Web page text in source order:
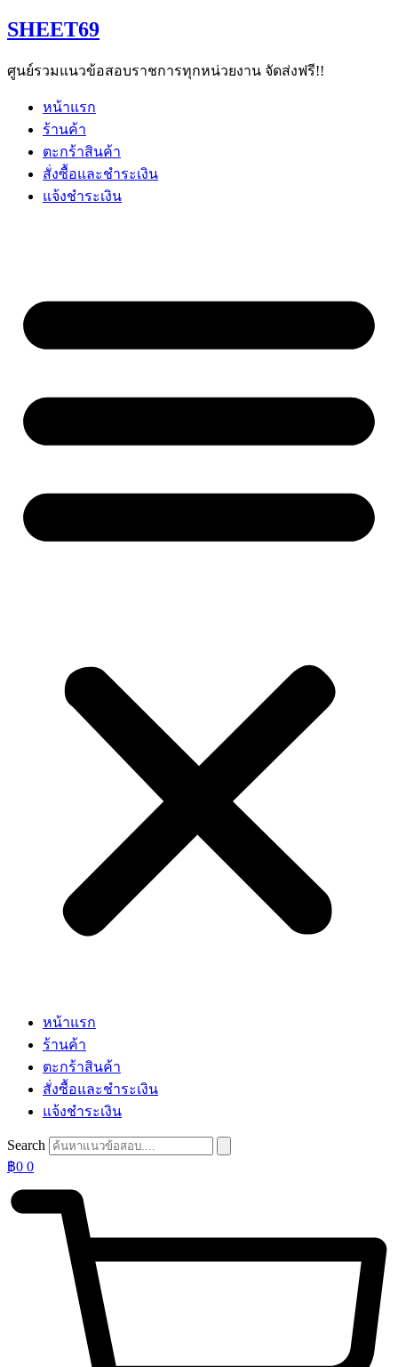
Skip
to
SHEET69
ศูนย์รวมแนวข้อสอบราชการทุกหน่วยงาน จัดส่งฟรี!!
หน้าแรก
ร้านค้า
ตะกร้าสินค้า
สั่งซื้อและชำระเงิน
แจ้งชำระเงิน
หน้าแรก
ร้านค้า
ตะกร้าสินค้า
สั่งซื้อและชำระเงิน
แจ้งชำระเงิน
Search
฿0 0